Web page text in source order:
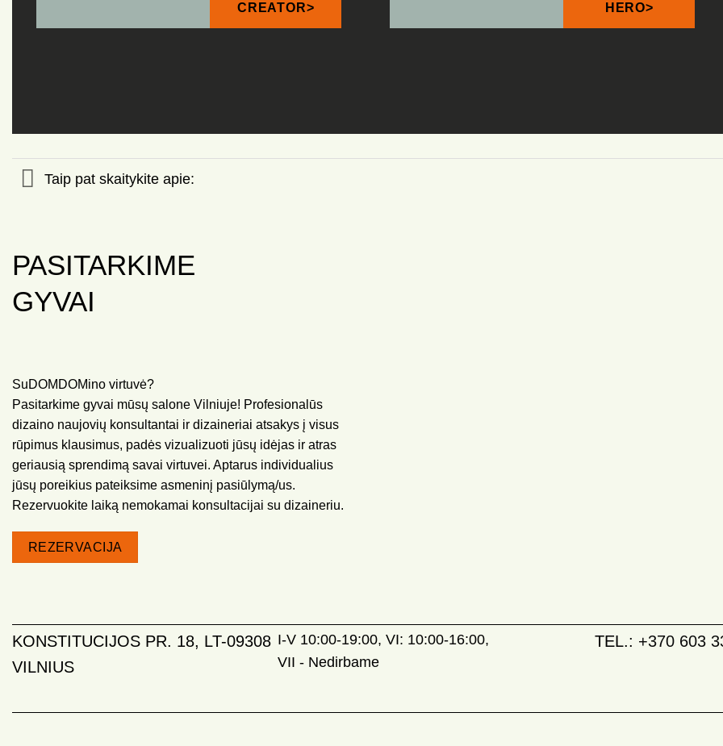
CREATOR> HERO>
Taip pat skaitykite apie:
PASITARKIME
GYVAI
SuDOMDOMino virtuvė?
Pasitarkime gyvai mūsų salone Vilniuje! Profesionalūs
dizaino naujovių konsultantai ir dizaineriai atsakys į visus
rūpimus klausimus, padės vizualizuoti jūsų idėjas ir atras
geriausią sprendimą savai virtuvei. Aptarus individualius
jūsų poreikius pateiksime asmeninį pasiūlymą/us.
Rezervuokite laiką nemokamai konsultacijai su dizaineriu.
REZERVACIJA
KONSTITUCIJOS PR. 18, LT-09308
VILNIUS
I-V 10:00-19:00, VI: 10:00-16:00,
VII - Nedirbame
TEL.: +370 603